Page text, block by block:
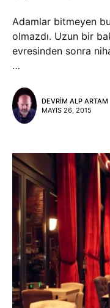
Adamlar bitmeyen
olmazdı. Uzun bir
evresinden sonra
…
DEVRIM ALP ARTAM
MAYIS 26, 2015